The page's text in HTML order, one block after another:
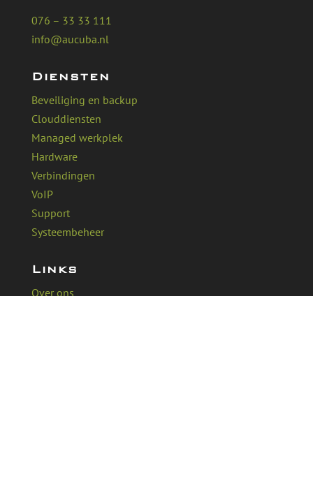
076 – 33 33 111
info@aucuba.nl
Diensten
Beveiliging en backup
Clouddiensten
Managed werkplek
Hardware
Verbindingen
VoIP
Support
Systeembeheer
Links
Over ons